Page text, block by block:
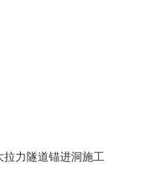
力隧道锚进洞施工